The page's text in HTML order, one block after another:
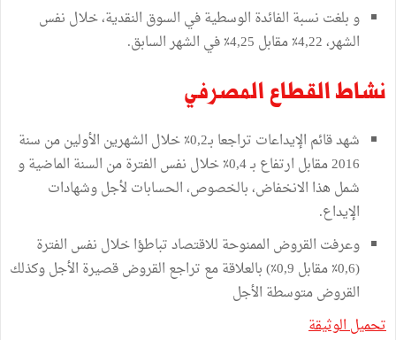
و بلغت نسبة الفائدة الوسطية في السوق النقدية، خلال نفس
الشهر، 4,22٪ مقابل 4,25٪ في الشهر السابق.
نشاط القطاع المصرفي
شهد قائم الإيداعات تراجعا بـ0,2٪ خلال الشهرين الأولين من سنة
2016 مقابل ارتفاع بـ 0,4٪ خلال نفس الفترة من السنة الماضية و
شمل هذا الانخفاض، بالخصوص، الحسابات لأجل وشهادات
الإيداع.
وعرفت القروض الممنوحة للاقتصاد تباطؤا خلال نفس الفترة
(0,6٪ مقابل 0,9٪) بالعلاقة مع تراجع القروض قصيرة الأجل وكذلك
القروض متوسطة الأجل
تحميل الوثيقة